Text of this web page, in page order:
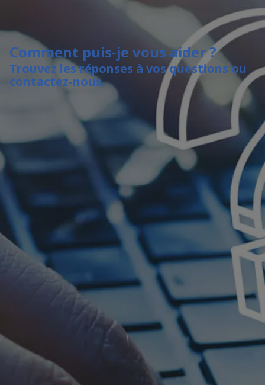
Comment puis-je vous aider ?
Trouvez les réponses à vos questions ou
contactez-nous.